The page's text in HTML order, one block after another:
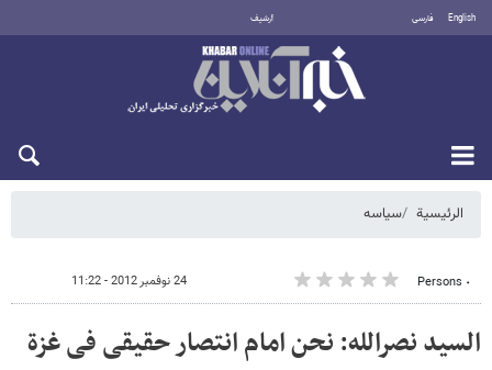
English فارسی أرشيف
الرئيسية سیاسه
٠ Persons 24 نوفمبر 2012 - 11:22
السید نصرالله: نحن امام انتصار حقیقی فی غزة